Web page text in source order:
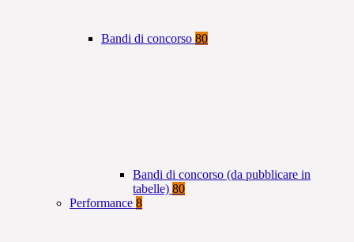
Bandi di concorso 80
Bandi di concorso (da pubblicare in
tabelle) 80
Performance 8